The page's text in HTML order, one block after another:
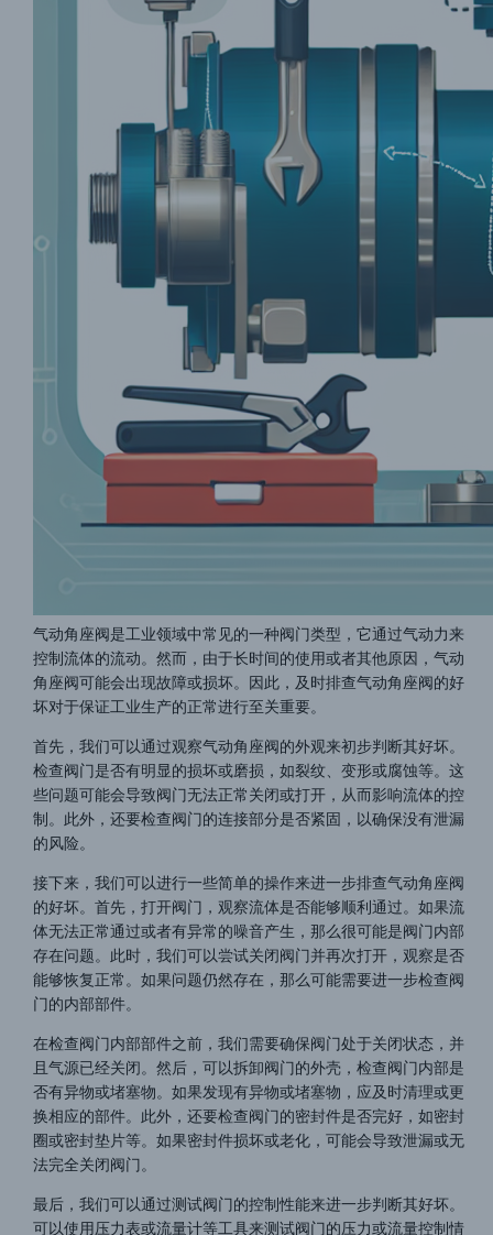
气动角座阀是工业领域中常见的一种阀门类型，它通过气动力来
控制流体的流动。然而，由于长时间的使用或者其他原因，气动
角座阀可能会出现故障或损坏。因此，及时排查气动角座阀的好
坏对于保证工业生产的正常进行至关重要。
首先，我们可以通过观察气动角座阀的外观来初步判断其好坏。
检查阀门是否有明显的损坏或磨损，如裂纹、变形或腐蚀等。这
些问题可能会导致阀门无法正常关闭或打开，从而影响流体的控
制。此外，还要检查阀门的连接部分是否紧固，以确保没有泄漏
的风险。
接下来，我们可以进行一些简单的操作来进一步排查气动角座阀
的好坏。首先，打开阀门，观察流体是否能够顺利通过。如果流
体无法正常通过或者有异常的噪音产生，那么很可能是阀门内部
存在问题。此时，我们可以尝试关闭阀门并再次打开，观察是否
能够恢复正常。如果问题仍然存在，那么可能需要进一步检查阀
门的内部部件。
在检查阀门内部部件之前，我们需要确保阀门处于关闭状态，并
且气源已经关闭。然后，可以拆卸阀门的外壳，检查阀门内部是
否有异物或堵塞物。如果发现有异物或堵塞物，应及时清理或更
换相应的部件。此外，还要检查阀门的密封件是否完好，如密封
圈或密封垫片等。如果密封件损坏或老化，可能会导致泄漏或无
法完全关闭阀门。
最后，我们可以通过测试阀门的控制性能来进一步判断其好坏。
可以使用压力表或流量计等工具来测试阀门的压力或流量控制情